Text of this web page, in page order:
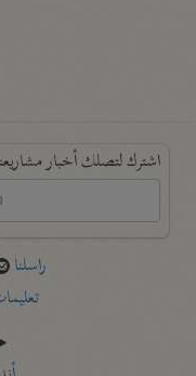
اشترك لتصلك أخبار
راسلنا